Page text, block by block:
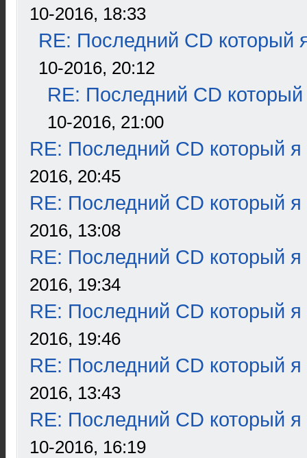
10-2016, 18:33
RE: Последний CD который
10-2016, 20:12
RE: Последний CD который
10-2016, 21:00
RE: Последний CD который я
2016, 20:45
RE: Последний CD который я
2016, 13:08
RE: Последний CD который я
2016, 19:34
RE: Последний CD который я
2016, 19:46
RE: Последний CD который я
2016, 13:43
RE: Последний CD который я
10-2016, 16:19